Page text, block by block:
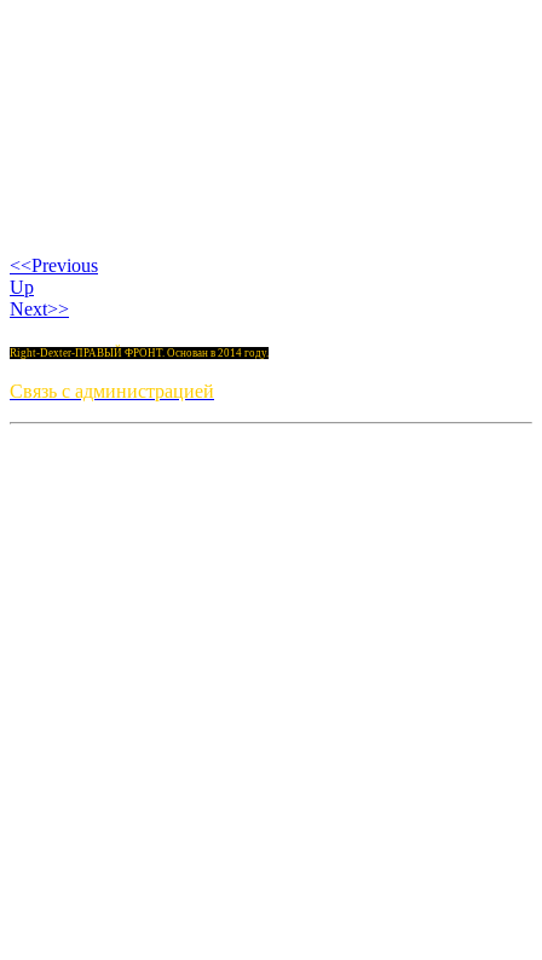
<<Previous
Up
Next>>
Right-Dexter-ПРАВЫЙ ФРОНТ. Основан в 2014 году.
Связь с администрацией